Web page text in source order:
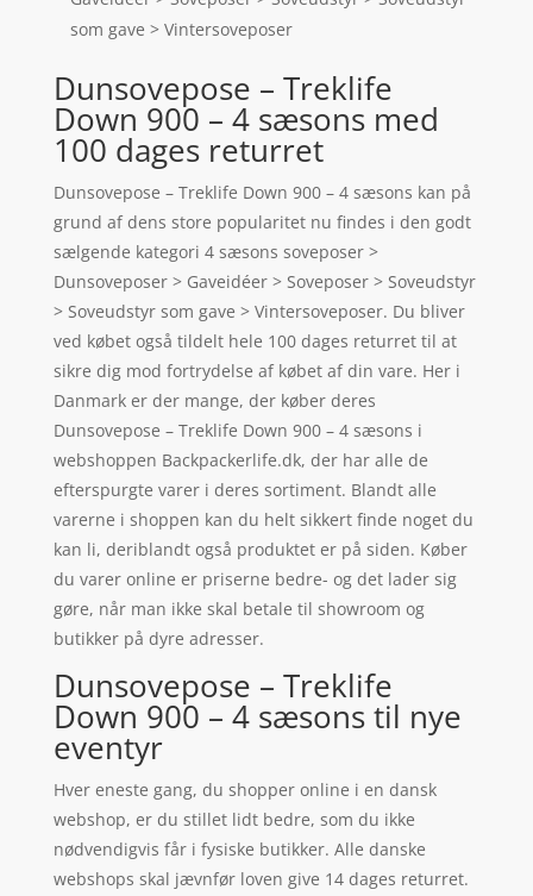
som gave > Vintersoveposer
Dunsovepose – Treklife
Down 900 – 4 sæsons med
100 dages returret
Dunsovepose – Treklife Down 900 – 4 sæsons kan på
grund af dens store popularitet nu findes i den godt
sælgende kategori 4 sæsons soveposer >
Dunsoveposer > Gaveidéer > Soveposer > Soveudstyr
> Soveudstyr som gave > Vintersoveposer. Du bliver
ved købet også tildelt hele 100 dages returret til at
sikre dig mod fortrydelse af købet af din vare. Her i
Danmark er der mange, der køber deres
Dunsovepose – Treklife Down 900 – 4 sæsons i
webshoppen Backpackerlife.dk, der har alle de
efterspurgte varer i deres sortiment. Blandt alle
varerne i shoppen kan du helt sikkert finde noget du
kan li, deriblandt også produktet er på siden. Køber
du varer online er priserne bedre- og det lader sig
gøre, når man ikke skal betale til showroom og
butikker på dyre adresser.
Dunsovepose – Treklife
Down 900 – 4 sæsons til nye
eventyr
Hver eneste gang, du shopper online i en dansk
webshop, er du stillet lidt bedre, som du ikke
nødvendigvis får i fysiske butikker. Alle danske
webshops skal jævnfør loven give 14 dages returret.